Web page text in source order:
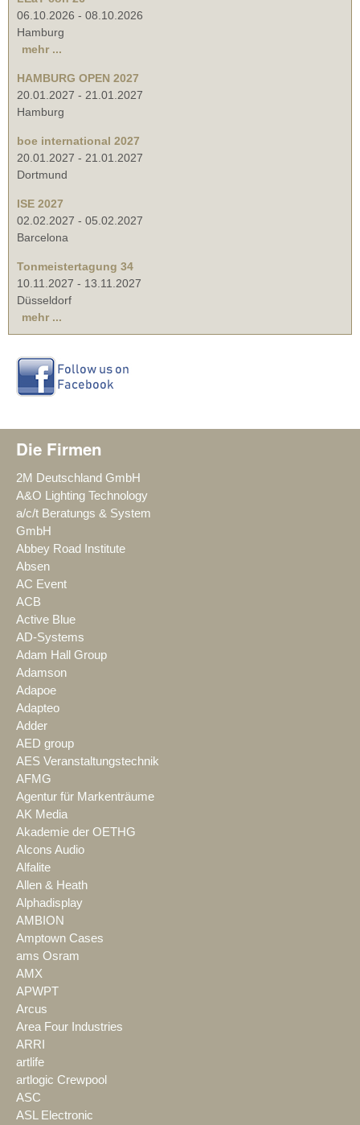
06.10.2026 - 08.10.2026
Hamburg
mehr ...
HAMBURG OPEN 2027
20.01.2027 - 21.01.2027
Hamburg
boe international 2027
20.01.2027 - 21.01.2027
Dortmund
ISE 2027
02.02.2027 - 05.02.2027
Barcelona
Tonmeistertagung 34
10.11.2027 - 13.11.2027
Düsseldorf
mehr ...
Die Firmen
2M Deutschland GmbH
A&O Lighting Technology
a/c/t Beratungs & System
GmbH
Abbey Road Institute
Absen
AC Event
ACB
Active Blue
AD-Systems
Adam Hall Group
Adamson
Adapoe
Adapteo
Adder
AED group
AES Veranstaltungstechnik
AFMG
Agentur für Markenträume
AK Media
Akademie der OETHG
Alcons Audio
Alfalite
Allen & Heath
Alphadisplay
AMBION
Amptown Cases
ams Osram
AMX
APWPT
Arcus
Area Four Industries
ARRI
artlife
artlogic Crewpool
ASC
ASL Electronic